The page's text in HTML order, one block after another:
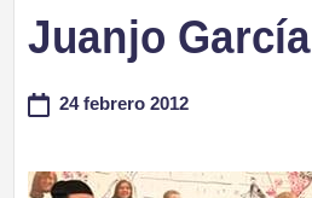
Juanjo García
24 febrero 2012